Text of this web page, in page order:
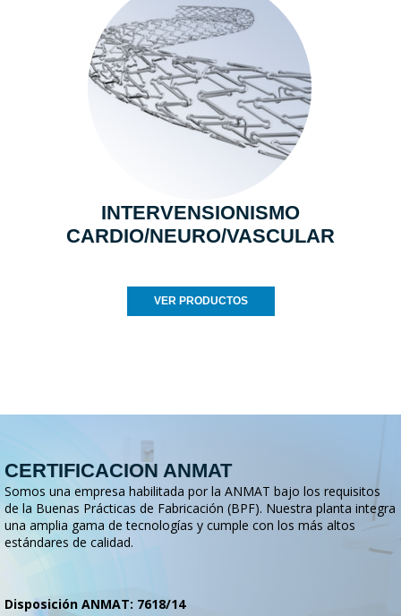
INTERVENSIONISMO
CARDIO/NEURO/VASCULAR
VER PRODUCTOS
CERTIFICACION ANMAT
Somos una empresa habilitada por la ANMAT bajo los requisitos
de la Buenas Prácticas de Fabricación (BPF). Nuestra planta integra
una amplia gama de tecnologías y cumple con los más altos
estándares de calidad.
Disposición ANMAT: 7618/14